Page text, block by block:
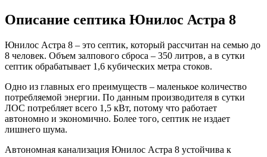
Описание септика Юнилос Астра 8
Юнилос Астра 8 – это септик, который рассчитан на семью до
8 человек. Объем залпового сброса – 350 литров, а в сутки
септик обрабатывает 1,6 кубических метра стоков.
Одно из главных его преимуществ – маленькое количество
потребляемой энергии. По данным производителя в сутки
ЛОС потребляет всего 1,5 кВт, потому что работает
автономно и экономично. Более того, септик не издает
лишнего шума.
Автономная канализация Юнилос Астра 8 устойчива к